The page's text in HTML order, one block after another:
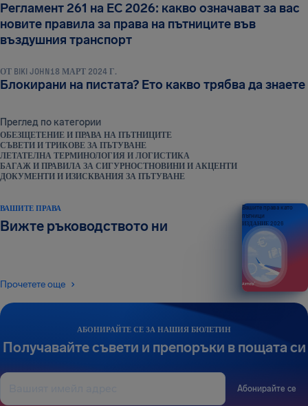
Регламент 261 на ЕС 2026: какво означават за вас
новите правила за права на пътниците във
въздушния транспорт
ОБЕЗЩЕТЕНИЕ И ПРАВА НА ПЪТНИЦИТЕ
ОТ BIKI JOHN18 МАРТ 2024 Г.
Блокирани на пистата? Ето какво трябва да знаете
Преглед по категории
ОБЕЗЩЕТЕНИЕ И ПРАВА НА ПЪТНИЦИТЕ
СЪВЕТИ И ТРИКОВЕ ЗА ПЪТУВАНЕ
ЛЕТАТЕЛНА ТЕРМИНОЛОГИЯ И ЛОГИСТИКА
БАГАЖ И ПРАВИЛА ЗА СИГУРНОСТНОВИНИ И АКЦЕНТИ
ДОКУМЕНТИ И ИЗИСКВАНИЯ ЗА ПЪТУВАНЕ
АБОНИРАЙТЕ СЕ ЗА НАШИЯ БЮЛЕТИН
Получавайте съвети и препоръки в пощата си
Абонирайте се
ВАШИТЕ ПРАВА
Вижте ръководството ни
Прочетете още
Вашите права като
пътници
ИЗДАНИЕ 2026